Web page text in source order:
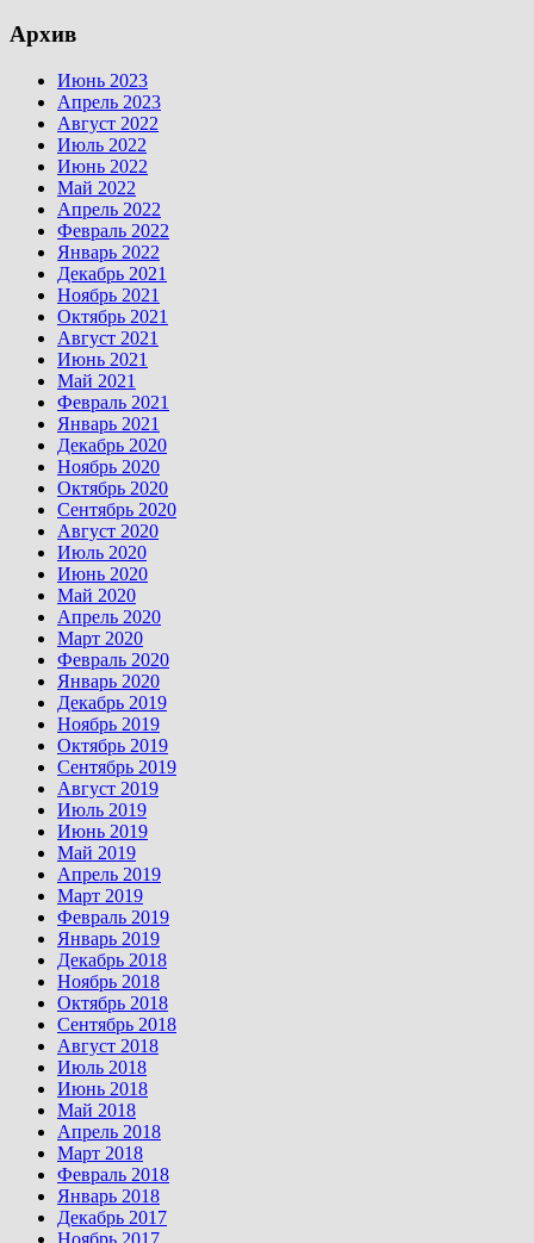
Архив
Июнь 2023
Апрель 2023
Август 2022
Июль 2022
Июнь 2022
Май 2022
Апрель 2022
Февраль 2022
Январь 2022
Декабрь 2021
Ноябрь 2021
Октябрь 2021
Август 2021
Июнь 2021
Май 2021
Февраль 2021
Январь 2021
Декабрь 2020
Ноябрь 2020
Октябрь 2020
Сентябрь 2020
Август 2020
Июль 2020
Июнь 2020
Май 2020
Апрель 2020
Март 2020
Февраль 2020
Январь 2020
Декабрь 2019
Ноябрь 2019
Октябрь 2019
Сентябрь 2019
Август 2019
Июль 2019
Июнь 2019
Май 2019
Апрель 2019
Март 2019
Февраль 2019
Январь 2019
Декабрь 2018
Ноябрь 2018
Октябрь 2018
Сентябрь 2018
Август 2018
Июль 2018
Июнь 2018
Май 2018
Апрель 2018
Март 2018
Февраль 2018
Январь 2018
Декабрь 2017
Ноябрь 2017